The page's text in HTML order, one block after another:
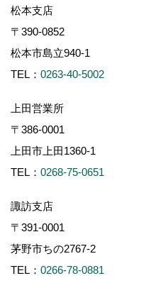
松本支店
〒390-0852
松本市島立940-1
TEL： 0263-40-5002
上田営業所
〒386-0001
上田市上田1360-1
TEL： 0268-75-0651
諏訪支店
〒391-0001
茅野市ちの2767-2
TEL： 0266-78-0881